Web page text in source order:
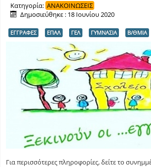
Κατηγορία: ΑΝΑΚΟΙΝΩΣΕΙΣ
Δημοσιεύθηκε : 18 Ιουνίου 2020
ΕΓΓΡΑΦΕΣ ΕΠΑΛ ΓΕΛ ΓΥΜΝΑΣΙΑ Β/ΘΜΙΑ
Για περισσότερες πληροφορίες, δείτε το